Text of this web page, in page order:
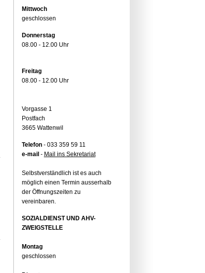
Mittwoch
geschlossen
Donnerstag
08.00 - 12.00 Uhr
Freitag
08.00 - 12.00 Uhr
Vorgasse 1
Postfach
3665 Wattenwil
Telefon- 033 359 59 11
e-mail - Mail ins Sekretariat
Selbstverständlich ist es auch
möglich einen Termin ausserhalb
der Öffnungszeiten zu
vereinbaren.
SOZIALDIENST UND AHV-
ZWEIGSTELLE
Montag
geschlossen